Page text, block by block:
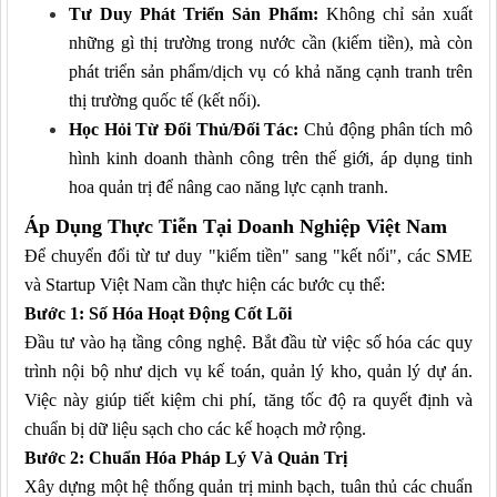
Tư Duy Phát Triển Sản Phẩm: Không chỉ sản xuất
những gì thị trường trong nước cần (kiếm tiền), mà còn
phát triển sản phẩm/dịch vụ có khả năng cạnh tranh trên
thị trường quốc tế (kết nối).
Học Hỏi Từ Đối Thủ/Đối Tác: Chủ động phân tích mô
hình kinh doanh thành công trên thế giới, áp dụng tinh
hoa quản trị để nâng cao năng lực cạnh tranh.
Áp Dụng Thực Tiễn Tại Doanh Nghiệp Việt Nam
Để chuyển đổi từ tư duy "kiếm tiền" sang "kết nối", các SME
và Startup Việt Nam cần thực hiện các bước cụ thể:
Bước 1: Số Hóa Hoạt Động Cốt Lõi
Đầu tư vào hạ tầng công nghệ. Bắt đầu từ việc số hóa các quy
trình nội bộ như dịch vụ kế toán, quản lý kho, quản lý dự án.
Việc này giúp tiết kiệm chi phí, tăng tốc độ ra quyết định và
chuẩn bị dữ liệu sạch cho các kế hoạch mở rộng.
Bước 2: Chuẩn Hóa Pháp Lý Và Quản Trị
Xây dựng một hệ thống quản trị minh bạch, tuân thủ các chuẩn